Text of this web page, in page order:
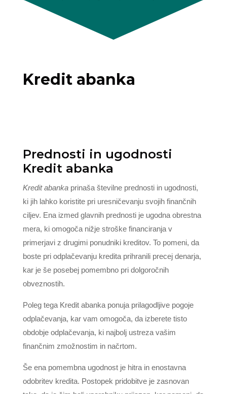
Kredit abanka
Prednosti in ugodnosti
Kredit abanka
Kredit abankaprinaša številne prednosti in ugodnosti,
ki jih lahko koristite pri uresničevanju svojih finančnih
ciljev. Ena izmed glavnih prednosti je ugodna obrestna
mera, ki omogoča nižje stroške financiranja v
primerjavi z drugimi ponudniki kreditov. To pomeni, da
boste pri odplačevanju kredita prihranili precej denarja,
kar je še posebej pomembno pri dolgoročnih
obveznostih.
Poleg tega Kredit abanka ponuja prilagodljive pogoje
odplačevanja, kar vam omogoča, da izberete tisto
obdobje odplačevanja, ki najbolj ustreza vašim
finančnim zmožnostim in načrtom.
Še ena pomembna ugodnost je hitra in enostavna
odobritev kredita. Postopek pridobitve je zasnovan